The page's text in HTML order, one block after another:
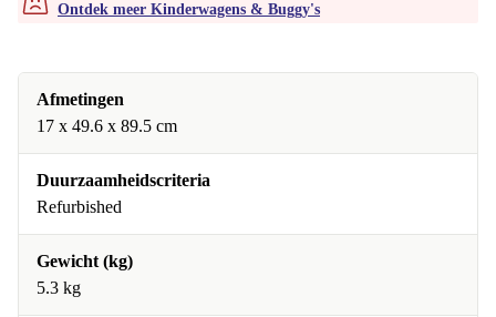
Ontdek meer Kinderwagens & Buggy's
Afmetingen
17 x 49.6 x 89.5 cm
Duurzaamheidscriteria
Refurbished
Gewicht (kg)
5.3 kg